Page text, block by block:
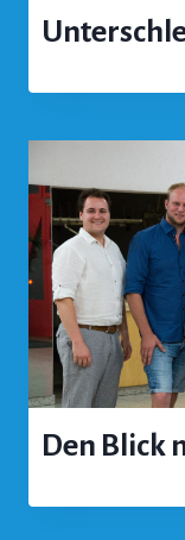
Den Blick